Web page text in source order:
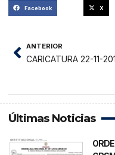
Facebook X
ANTERIOR
CARICATURA 22-11-
Últimas Noticias